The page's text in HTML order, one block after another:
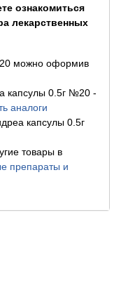
ознакомиться
лекарственных
можно оформив
капсулы 0.5г №20 -
аналоги
капсулы 0.5г
товары в
препараты и